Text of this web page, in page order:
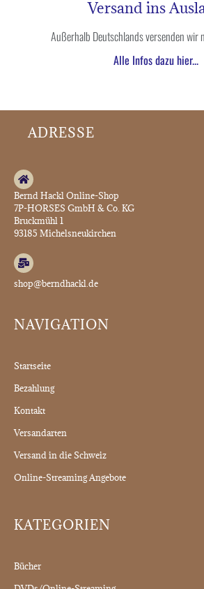
Versand ins
Außerhalb Deutschlands versenden wir
Alle Infos dazu hier...
ADRESSE
Bernd Hackl Online-Shop
7P-HORSES GmbH & Co. KG
Bruckmühl 1
93185 Michelsneukirchen
shop@berndhackl.de
NAVIGATION
Startseite
Bezahlung
Kontakt
Versandarten
Versand in die Schweiz
Online-Streaming Angebote
KATEGORIEN
Bücher